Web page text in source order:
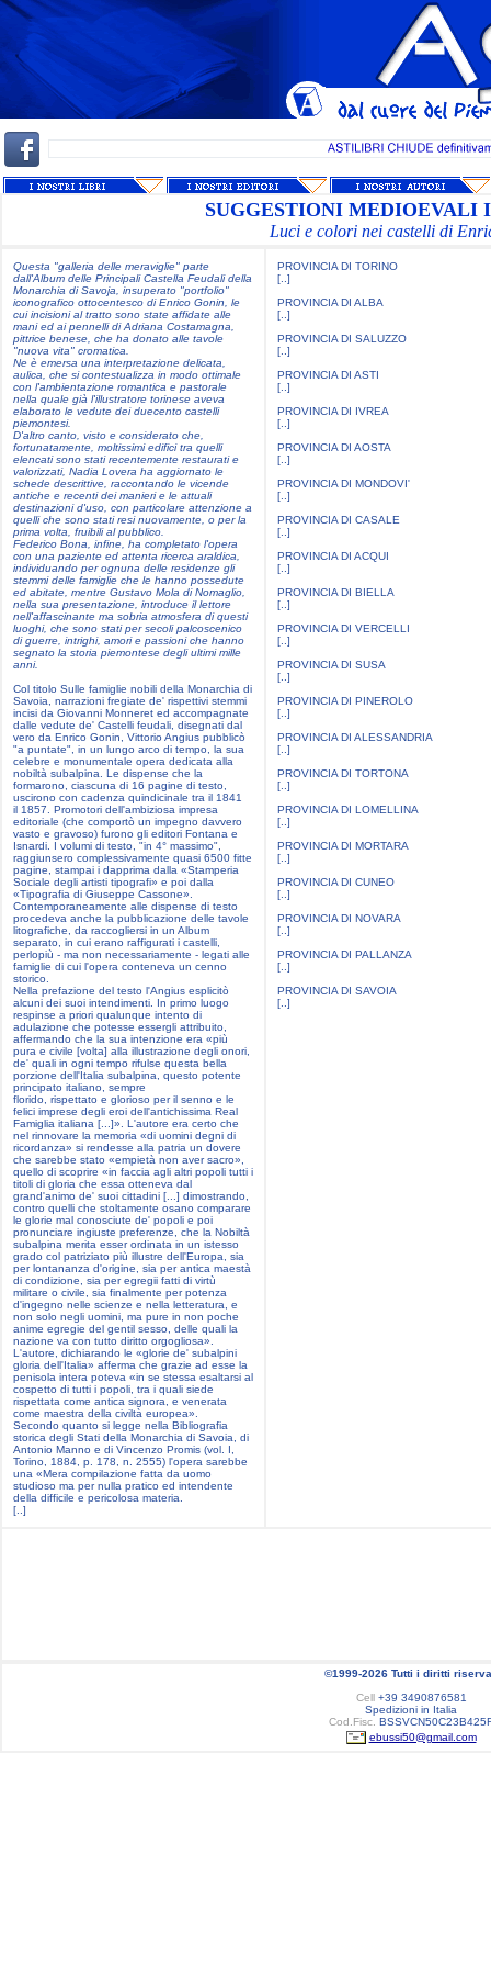
SUGGESTIONI MEDIOEVALI
Luci e colori nei castelli di
Questa "galleria delle meraviglie" parte
dall'Album delle Principali Castella Feudali della
Monarchia di Savoja, insuperato "portfolio"
iconografico ottocentesco di Enrico Gonin, le
cui incisioni al tratto sono state affidate alle
mani ed ai pennelli di Adriana Costamagna,
pittrice benese, che ha donato alle tavole
"nuova vita" cromatica.
Ne è emersa una interpretazione delicata,
aulica, che si contestualizza in modo ottimale
con l'ambientazione romantica e pastorale
nella quale già l'illustratore torinese aveva
elaborato le vedute dei duecento castelli
piemontesi.
D'altro canto, visto e considerato che,
fortunatamente, moltissimi edifici tra quelli
elencati sono stati recentemente restaurati e
valorizzati, Nadia Lovera ha aggiornato le
schede descrittive, raccontando le vicende
antiche e recenti dei manieri e le attuali
destinazioni d'uso, con particolare attenzione a
quelli che sono stati resi nuovamente, o per la
prima volta, fruibili al pubblico.
Federico Bona, infine, ha completato l'opera
con una paziente ed attenta ricerca araldica,
individuando per ognuna delle residenze gli
stemmi delle famiglie che le hanno possedute
ed abitate, mentre Gustavo Mola di Nomaglio,
nella sua presentazione, introduce il lettore
nell'affascinante ma sobria atmosfera di questi
luoghi, che sono stati per secoli palcoscenico
di guerre, intrighi, amori e passioni che hanno
segnato la storia piemontese degli ultimi mille
anni.
Col titolo Sulle famiglie nobili della Monarchia di
Savoia, narrazioni fregiate de' rispettivi stemmi
incisi da Giovanni Monneret ed accompagnate
dalle vedute de' Castelli feudali, disegnati dal
vero da Enrico Gonin, Vittorio Angius pubblicò
"a puntate", in un lungo arco di tempo, la sua
celebre e monumentale opera dedicata alla
nobiltà subalpina. Le dispense che la
formarono, ciascuna di 16 pagine di testo,
uscirono con cadenza quindicinale tra il 1841
il 1857. Promotori dell'ambiziosa impresa
editoriale (che comportò un impegno davvero
vasto e gravoso) furono gli editori Fontana e
Isnardi. I volumi di testo, "in 4° massimo",
raggiunsero complessivamente quasi 6500 fitte
pagine, stampai i dapprima dalla «Stamperia
Sociale degli artisti tipografi» e poi dalla
«Tipografia di Giuseppe Cassone».
Contemporaneamente alle dispense di testo
procedeva anche la pubblicazione delle tavole
litografiche, da raccogliersi in un Album
separato, in cui erano raffigurati i castelli,
perlopiù - ma non necessariamente - legati alle
famiglie di cui l'opera conteneva un cenno
storico.
Nella prefazione del testo l'Angius esplicitò
alcuni dei suoi intendimenti. In primo luogo
respinse a priori qualunque intento di
adulazione che potesse essergli attribuito,
affermando che la sua intenzione era «più
pura e civile [volta] alla illustrazione degli onori,
de' quali in ogni tempo rifulse questa bella
porzione dell'Italia subalpina, questo potente
principato italiano, sempre
florido, rispettato e glorioso per il senno e le
felici imprese degli eroi dell'antichissima Real
Famiglia italiana [...]». L'autore era certo che
nel rinnovare la memoria «di uomini degni di
ricordanza» si rendesse alla patria un dovere
che sarebbe stato «empietà non aver sacro»,
quello di scoprire «in faccia agli altri popoli tutti i
titoli di gloria che essa otteneva dal
grand'animo de' suoi cittadini [...] dimostrando,
contro quelli che stoltamente osano comparare
le glorie mal conosciute de' popoli e poi
pronunciare ingiuste preferenze, che la Nobiltà
subalpina merita esser ordinata in un istesso
grado col patriziato più illustre dell'Europa, sia
per lontananza d'origine, sia per antica maestà
di condizione, sia per egregii fatti di virtù
militare o civile, sia finalmente per potenza
d'ingegno nelle scienze e nella letteratura, e
non solo negli uomini, ma pure in non poche
anime egregie del gentil sesso, delle quali la
nazione va con tutto diritto orgogliosa».
L'autore, dichiarando le «glorie de' subalpini
gloria dell'Italia» afferma che grazie ad esse la
penisola intera poteva «in se stessa esaltarsi al
cospetto di tutti i popoli, tra i quali siede
rispettata come antica signora, e venerata
come maestra della civiltà europea».
Secondo quanto si legge nella Bibliografia
storica degli Stati della Monarchia di Savoia, di
Antonio Manno e di Vincenzo Promis (vol. I,
Torino, 1884, p. 178, n. 2555) l'opera sarebbe
una «Mera compilazione fatta da uomo
studioso ma per nulla pratico ed intendente
della difficile e pericolosa materia.
[..]
PROVINCIA DI TORINO
[..]
PROVINCIA DI ALBA
[..]
PROVINCIA DI SALUZZO
[..]
PROVINCIA DI ASTI
[..]
PROVINCIA DI IVREA
[..]
PROVINCIA DI AOSTA
[..]
PROVINCIA DI MONDOVI'
[..]
PROVINCIA DI CASALE
[..]
PROVINCIA DI ACQUI
[..]
PROVINCIA DI BIELLA
[..]
PROVINCIA DI VERCELLI
[..]
PROVINCIA DI SUSA
[..]
PROVINCIA DI PINEROLO
[..]
PROVINCIA DI ALESSANDRIA
[..]
PROVINCIA DI TORTONA
[..]
PROVINCIA DI LOMELLINA
[..]
PROVINCIA DI MORTARA
[..]
PROVINCIA DI CUNEO
[..]
PROVINCIA DI NOVARA
[..]
PROVINCIA DI PALLANZA
[..]
PROVINCIA DI SAVOIA
[..]
©1999-2026 Tutti i diritti
Cell+39 3490876581
Spedizioni in Italia
Cod.Fisc.
ebussi50@gmail.com